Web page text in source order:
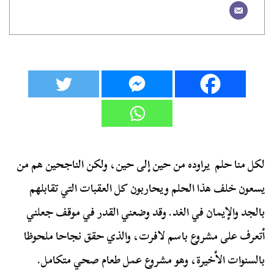
لكل منا حلم يراوده من حين إلى حين، ولكن الناجحين هم من
يسعون خلف هذا الحلم ويحاربون كل العقبات التي تقابلهم
بالجد والإيمان في الغد. وقد وضعني القدر في موقف جعلني
أتعرف على مشروع باسم لافرت، والذي حقق نجاحا ملحوظا
بالسنوات الأخيرة، وهو مشروع عمل طعام صحي متكامل.